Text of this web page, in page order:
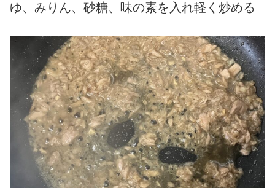
ゆ、みりん、砂糖、味の素を入れ軽く炒める